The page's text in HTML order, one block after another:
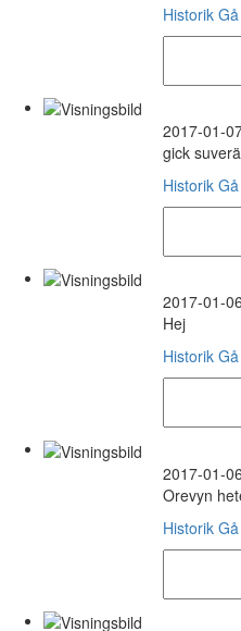
Historik
2017-01-
gick
Historik
2017-01-
Hej
Historik
2017-01-
Orevyn
Historik